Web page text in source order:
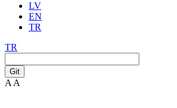
LV
EN
TR
TR
Git
A A